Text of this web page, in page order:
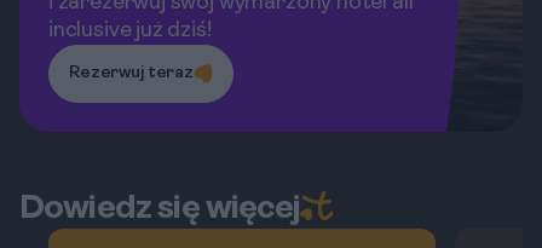
inclusive już dziś!
Rezerwuj teraz
Dowiedz się więcej